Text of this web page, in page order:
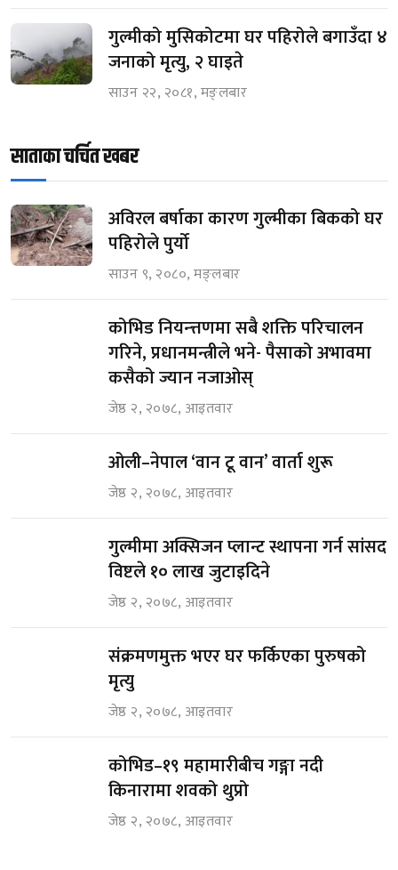
गुल्मीको मुसिकोटमा घर पहिरोले बगाउँदा ४
जनाको मृत्यु, २ घाइते
साउन २२, २०८१, मङ्लबार
साताका चर्चित खबर
अविरल बर्षाका कारण गुल्मीका बिकको घर
पहिरोले पुर्यो
साउन ९, २०८०, मङ्लबार
कोभिड नियन्त्तणमा सबै शक्ति परिचालन
गरिने, प्रधानमन्त्रीले भने- पैसाको अभावमा
कसैको ज्यान नजाओस्
जेष्ठ २, २०७८, आइतवार
ओली–नेपाल ‘वान टू वान’ वार्ता शुरू
जेष्ठ २, २०७८, आइतवार
गुल्मीमा अक्सिजन प्लान्ट स्थापना गर्न सांसद
विष्टले १० लाख जुटाइदिने
जेष्ठ २, २०७८, आइतवार
संक्रमणमुक्त भएर घर फर्किएका पुरुषको
मृत्यु
जेष्ठ २, २०७८, आइतवार
कोभिड–१९ महामारीबीच गङ्गा नदी
किनारामा शवको थुप्रो
जेष्ठ २, २०७८, आइतवार